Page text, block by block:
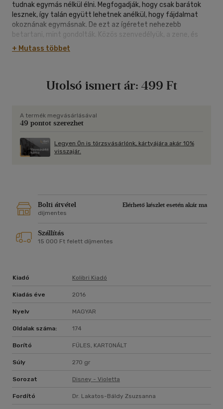
tudnak egymás nélkül élni. Megfogadják, hogy csak barátok
lesznek, így talán együtt lehetnek anélkül, hogy fájdalmat
okoznának egymásnak. De ezt az ígéretet nehezebb
betartani, mint gondolták. Közös szenvedélyük, a zene, és
egy nagyon különleges utazás Sevillába végül ráébreszti őket,
hogy hasztalan menekülnek a szerelem elől...
+ Mutass többet
Utolsó ismert ár: 499 Ft
A termék megvásárlásával
49 pontot szerezhet
Legyen Ön is törzsvásárlónk, kártyájára akár 10%
visszajár.
Bolti átvétel
Elérhető készlet esetén akár ma
díjmentes
Szállítás
15 000 Ft felett díjmentes
Kiadó Kolibri Kiadó
Kiadás éve 2016
Nyelv MAGYAR
Oldalak száma: 174
Borító FÜLES, KARTONÁLT
Súly 270 gr
Sorozat Disney - Violetta
Fordító Dr. Lakatos-Báldy Zsuzsanna